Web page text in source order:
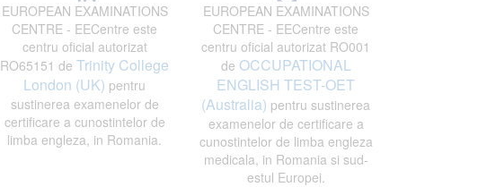
EUROPEAN EXAMINATIONS
CENTRE - EECentre este
centru oficial autorizat
RO65151 de Trinity College
London (UK) pentru
sustinerea examenelor de
certificare a cunostintelor de
limba engleza, in Romania.
EUROPEAN EXAMINATIONS
CENTRE - EECentre este
centru oficial autorizat RO001
de OCCUPATIONAL
ENGLISH TEST-OET
(Australia) pentru sustinerea
examenelor de certificare a
cunostintelor de limba engleza
medicala, in Romania si sud-
estul Europei.